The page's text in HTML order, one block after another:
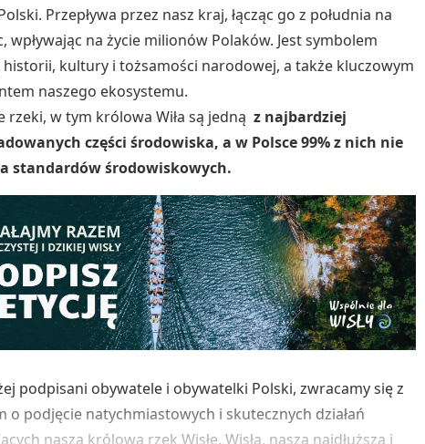
Przepływa przez nasz kraj, łącząc go z południa na
wpływając na życie milionów Polaków. Jest symbolem
historii, kultury i tożsamości narodowej, a także kluczowym
naszego ekosystemu.
rzeki, w tym królowa Wiła są jedną z najbardziej
części środowiska, a w Polsce 99% z nich nie
standardów środowiskowych.
podpisani obywatele i obywatelki Polski, zwracamy się z
o podjęcie natychmiastowych i skutecznych działań
naszą królową rzek Wisłę. Wisła, nasza najdłuższa i